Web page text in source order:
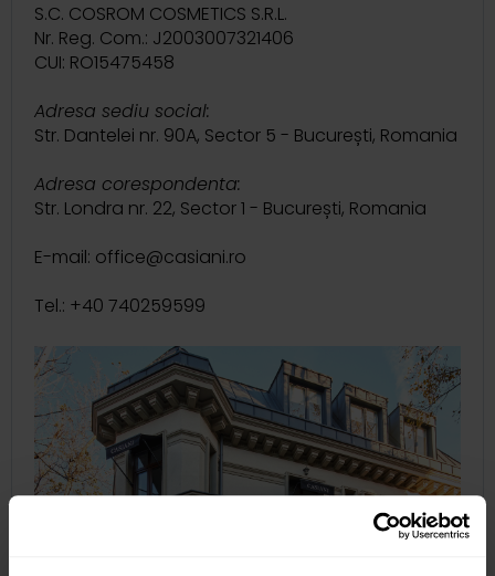
S.C. COSROM COSMETICS S.R.L.
Nr. Reg. Com.: J2003007321406
CUI: RO15475458
Adresa sediu social:
Str. Dantelei nr. 90A, Sector 5 - București, Romania
Adresa corespondenta:
Str. Londra nr. 22, Sector 1 - București, Romania
E-mail: office@casiani.ro
Tel.: +40 740259599